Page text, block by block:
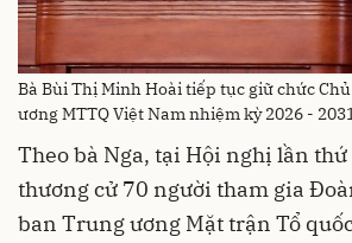
Bà Bùi Thị Minh Hoài tiếp tục giữ chức
ương MTTQ Việt Nam nhiệm kỳ 2026 -
Theo bà Nga, tại Hội nghị lần
thương cử 70 người tham gia
ban Trung ương Mặt trận Tổ